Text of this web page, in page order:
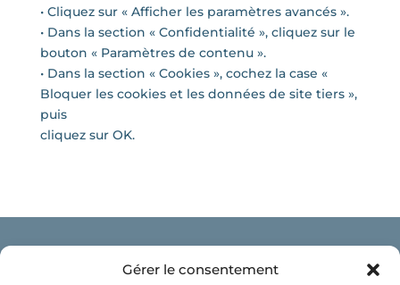
Gérer le consentement
• Cliquez sur « Afficher les paramètres avancés ».
• Dans la section « Confidentialité », cliquez sur le
bouton « Paramètres de contenu ».
• Dans la section « Cookies », cochez la case «
Bloquer les cookies et les données de site tiers »,
puis
cliquez sur OK.
Mentions légales